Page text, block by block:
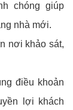
chóng giúp
nhà mới.
nơi khảo sát,
điều khoản
lợi khách